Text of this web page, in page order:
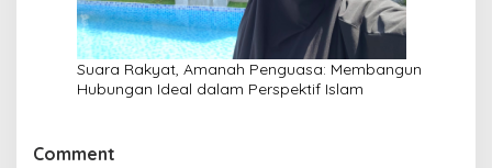
Suara Rakyat, Amanah Penguasa: Membangun
Hubungan Ideal dalam Perspektif Islam
Comment